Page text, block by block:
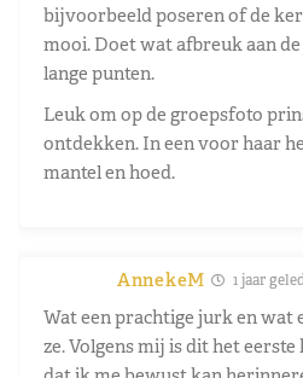
bijvoorbeeld poseren of de
mooi. Doet wat afbreuk aan
lange punten.
Leuk om op de groepsfoto
ontdekken. In een voor haar
mantel en hoed.
AnnekeM 1 jaar
Wat een prachtige jurk en wat
ze. Volgens mij is dit het